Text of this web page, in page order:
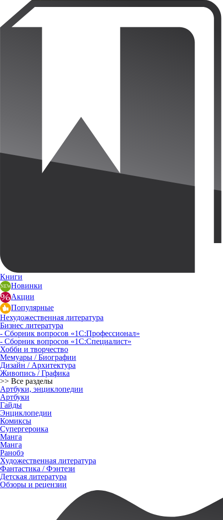
Книги
Новинки
Акции
Популярные
Нехудожественная литература
Бизнес литература
- Сборник вопросов «1С:Профессионал»
- Сборник вопросов «1С:Специалист»
Хобби и творчество
Мемуары / Биографии
Дизайн / Архитектура
Живопись / Графика
>> Все разделы
Артбуки, энциклопедии
Артбуки
Гайды
Энциклопедии
Комиксы
Супергероика
Манга
Манга
Ранобэ
Художественная литература
Фантастика / Фэнтези
Детская литература
Обзоры и рецензии